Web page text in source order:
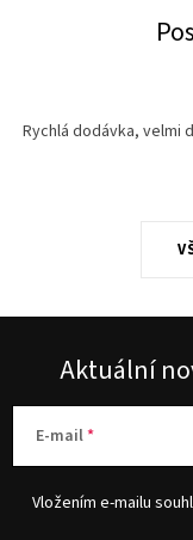
Rychlá dodávka, velmi
Aktuální
E-mail
Vložením e-mailu